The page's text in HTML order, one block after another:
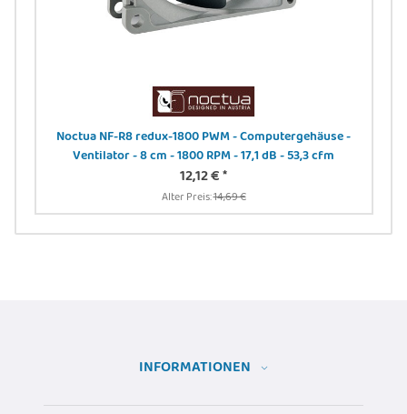
Noctua NF-R8 redux-1800 PWM - Computergehäuse -
Ventilator - 8 cm - 1800 RPM - 17,1 dB - 53,3 cfm
12,12 €*
Alter Preis:14,69 €
INFORMATIONEN